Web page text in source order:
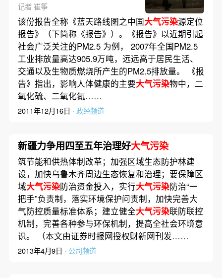
记者 崔筝
该份报告全称《蓝天路线图之中国大气污染源定位
报告》（下简称《报告》）。《报告》以近期引起
社会广泛关注的PM2.5 为例， 2007年全国PM2.5
工业排放量高达905.9万吨，远远高于居民生活、
交通以及生物质燃烧所产生的PM2.5排放量。 《报
告》指出，影响人体健康的主要大气污染物中，二
氧化硫、二氧化氮……
2011年12月16日 · 政经频道
新疆力争用四至五年治理好大气污染
筑节能和供热体制改革；加强区域生态防护林建
设，加快乌鲁木齐周边生态恢复和治理；要保障区
域大气污染防治资金投入，实行大气污染防治“一
把手”负责制，落实环境保护问责制，加快完善大
气防控质量标准体系；建立健全大气污染联防联控
机制，完善各种参与环保机制，提高全社会环境意
识。 （本文由证券时报网授权财新网刊发……
2013年4月9日 · 公司频道